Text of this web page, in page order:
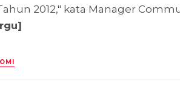
2012," kata Manager